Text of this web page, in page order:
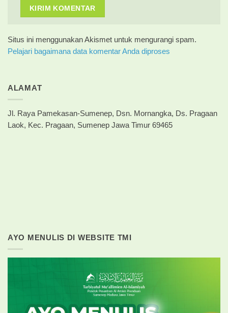
Situs ini menggunakan Akismet untuk mengurangi spam.
Pelajari bagaimana data komentar Anda diproses
ALAMAT
Jl. Raya Pamekasan-Sumenep, Dsn. Mornangka, Ds. Pragaan
Laok, Kec. Pragaan, Sumenep Jawa Timur 69465
AYO MENULIS DI WEBSITE TMI